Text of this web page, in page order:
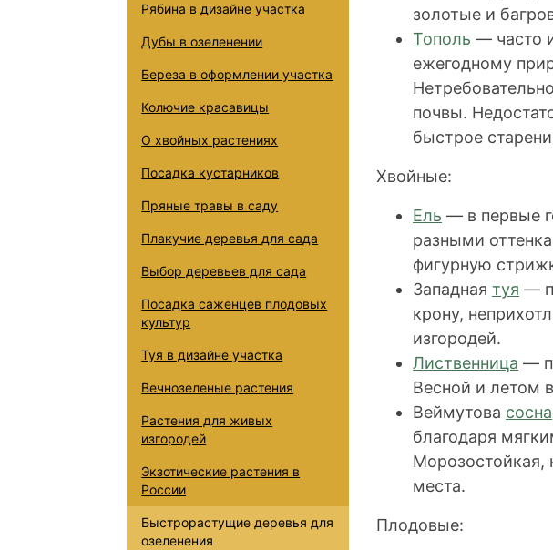
золотые и
Тополь — часто
ежегодному
почвы.
быстрое
Хвойные:
Ель — в первые
разными
фигурную
Западнаятуя —
крону,
изгородей.
Лиственница —
Весной и летом
Веймутова сосна
благодаря
Морозостойкая,
места.
Плодовые:
Рябина в дизайне участка
Дубы в озеленении
Береза в оформлении участка
Колючие красавицы
О хвойных растениях
Посадка кустарников
Пряные травы в саду
Плакучие деревья для сада
Выбор деревьев для сада
Посадка саженцев плодовых
культур
Туя в дизайне участка
Вечнозеленые растения
Растения для живых
изгородей
Экзотические растения в
России
Быстрорастущие деревья для
озеленения